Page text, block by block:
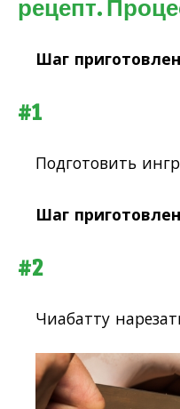
рецепт.
Шаг
#1
Подготовить
Шаг
#2
Чиабатту